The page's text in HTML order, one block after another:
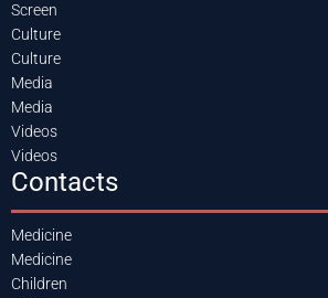
Screen
Culture
Culture
Media
Media
Videos
Videos
Contacts
Medicine
Medicine
Children